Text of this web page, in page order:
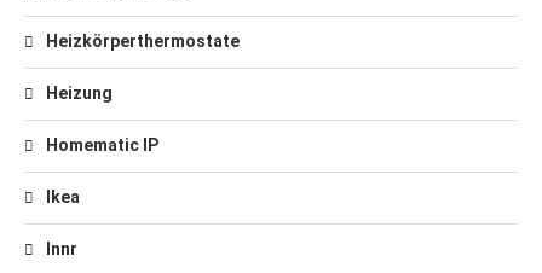
Heizkörperthermostate
Heizung
Homematic IP
Ikea
Innr